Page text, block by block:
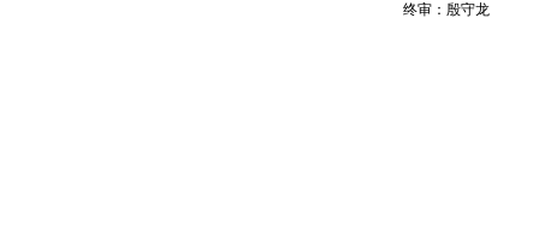
终审：殷守龙